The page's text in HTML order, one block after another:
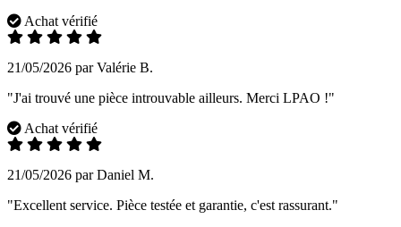
Achat vérifié
21/05/2026 par Valérie B.
"J'ai trouvé une pièce introuvable ailleurs. Merci LPAO !"
Achat vérifié
21/05/2026 par Daniel M.
"Excellent service. Pièce testée et garantie, c'est rassurant."